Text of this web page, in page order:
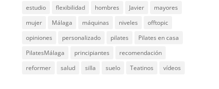
estudio
flexibilidad hombres Javier
mayores
mujer
Málaga máquinas niveles
offtopic
opiniones
personalizado pilates
Pilates en casa
PilatesMálaga
principiantes
recomendación
reformer
salud silla suelo Teatinos vídeos